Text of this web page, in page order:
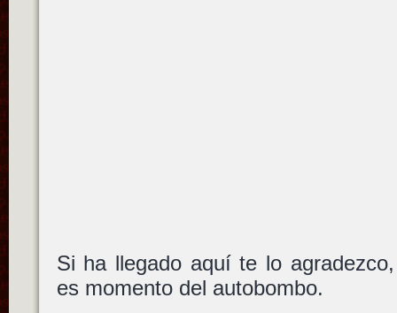
Si ha llegado aquí te lo
es momento del autobombo.